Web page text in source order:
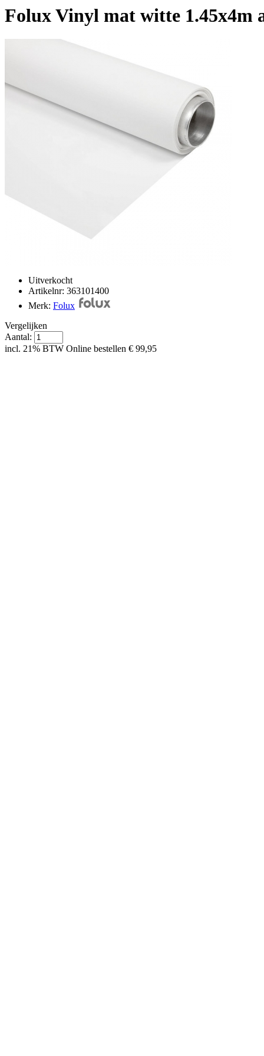
Folux Vinyl mat witte 1.45x4m
Uitverkocht
Artikelnr: 363101400
Merk: Folux
Vergelijken
Aantal:
incl. 21% BTW Online bestellen € 99,95